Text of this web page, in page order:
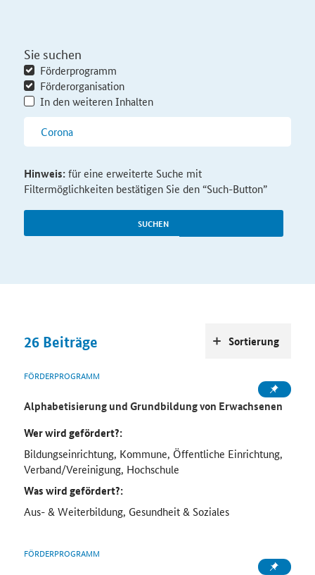
Sie suchen
Förderprogramm
Förderorganisation
In den weiteren Inhalten
SUCHEN
Hinweis:für eine erweiterte Suche mit
Filtermöglichkeiten bestätigen Sie den “Such-Button”
26 Beiträge
FÖRDERPROGRAMM
Alphabetisierung und Grundbildung von Erwachsenen
Wer wird gefördert?:
Bildungseinrichtung, Kommune, Öffentliche Einrichtung,
Verband/Vereinigung, Hochschule
Was wird gefördert?:
Aus- & Weiterbildung, Gesundheit & Soziales
FÖRDERPROGRAMM
Sortierung